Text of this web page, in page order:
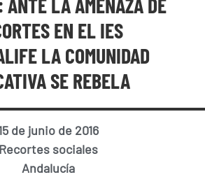
EN EL IES
LA COMUNIDAD
SE REBELA
de junio de 2016
Recortes sociales
Andalucía